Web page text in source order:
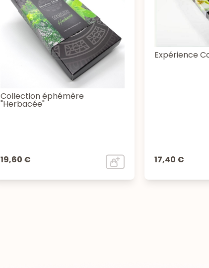
Collection éphémère
"Herbacée"
19,60 €
Expérience
17,40 €